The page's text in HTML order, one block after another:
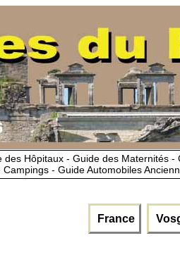
Hôpitaux - Guide des Maternités
- Guide Automobiles
France